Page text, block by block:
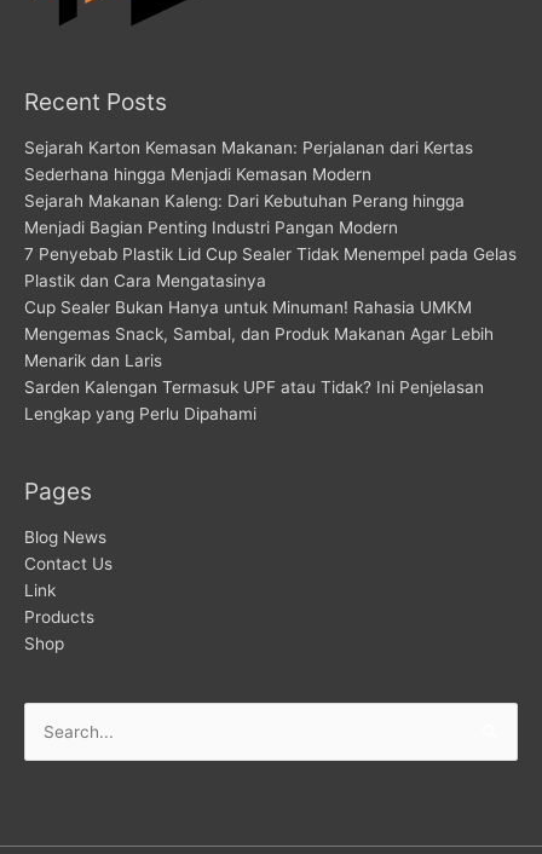
Recent Posts
Sejarah Karton Kemasan Makanan: Perjalanan dari Kertas
Sederhana hingga Menjadi Kemasan Modern
Sejarah Makanan Kaleng: Dari Kebutuhan Perang hingga
Menjadi Bagian Penting Industri Pangan Modern
7 Penyebab Plastik Lid Cup Sealer Tidak Menempel pada Gelas
Plastik dan Cara Mengatasinya
Cup Sealer Bukan Hanya untuk Minuman! Rahasia UMKM
Mengemas Snack, Sambal, dan Produk Makanan Agar Lebih
Menarik dan Laris
Sarden Kalengan Termasuk UPF atau Tidak? Ini Penjelasan
Lengkap yang Perlu Dipahami
Pages
Blog News
Contact Us
Link
Products
Shop